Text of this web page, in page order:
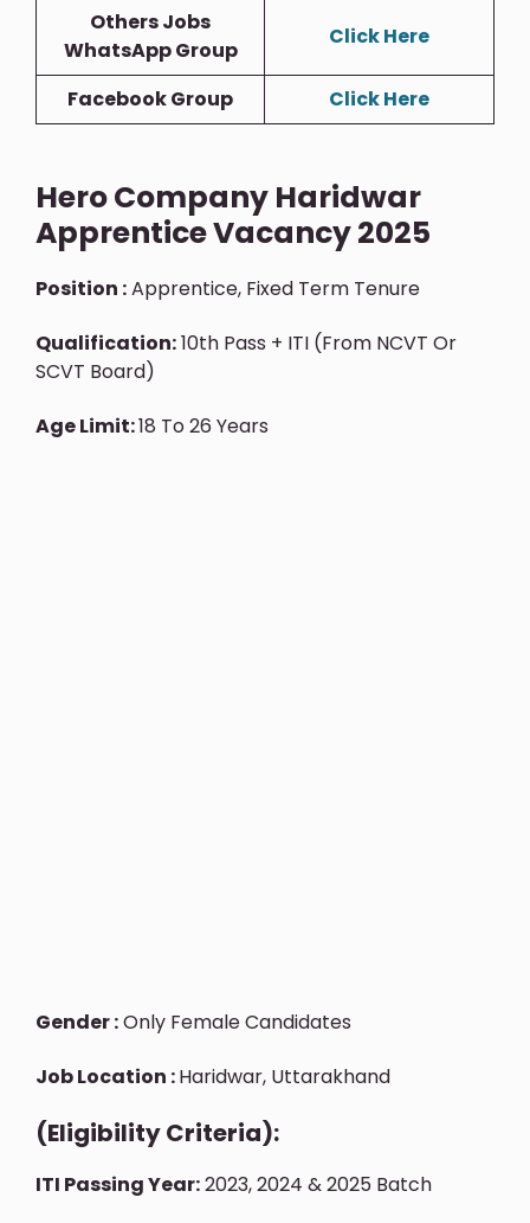
Others Jobs
WhatsApp Group
Click Here
Facebook Group Click Here
Hero Company Haridwar
Apprentice Vacancy 2025
Position :Apprentice, Fixed Term Tenure
Qualification:10th Pass + ITI (from NCVT Or
SCVT Board)
Age Limit:18 To 26 Years
Gender :Only Female Candidates
Job Location :Haridwar, Uttarakhand
(Eligibility Criteria):
ITI Passing Year:2023, 2024 & 2025 Batch